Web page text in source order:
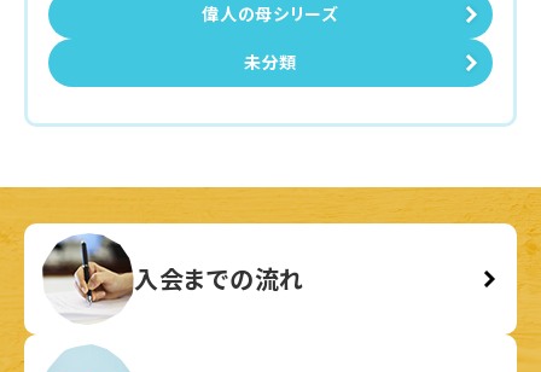
偉人の母シリーズ
未分類
入会までの流れ